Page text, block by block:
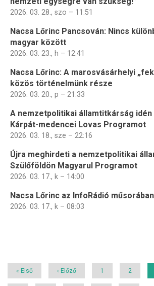
2026. 03. 28., szo – 11:51
Nacsa Lőrinc Pancsován: Nincs
magyar között
2026. 03. 23., h – 12:41
Nacsa Lőrinc: A marosvásárhelyi
közös történelmünk része
2026. 03. 20., p – 21:33
A nemzetpolitikai államtitkárság
Kárpát-medencei Lovas Programot
2026. 03. 18., sze – 22:16
Újra meghirdeti a nemzetpolitikai
Szülőföldön Magyarul Programot
2026. 03. 17., k – 14:00
Nacsa Lőrinc az InfoRádió
2026. 03. 17., k – 08:03
Első
« Első
Előző
‹ Előző Page
1 Page
2